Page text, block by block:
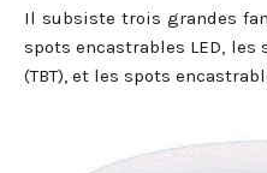
Il subsiste trois grandes
spots encastrables LED,
(TBT), et les spots